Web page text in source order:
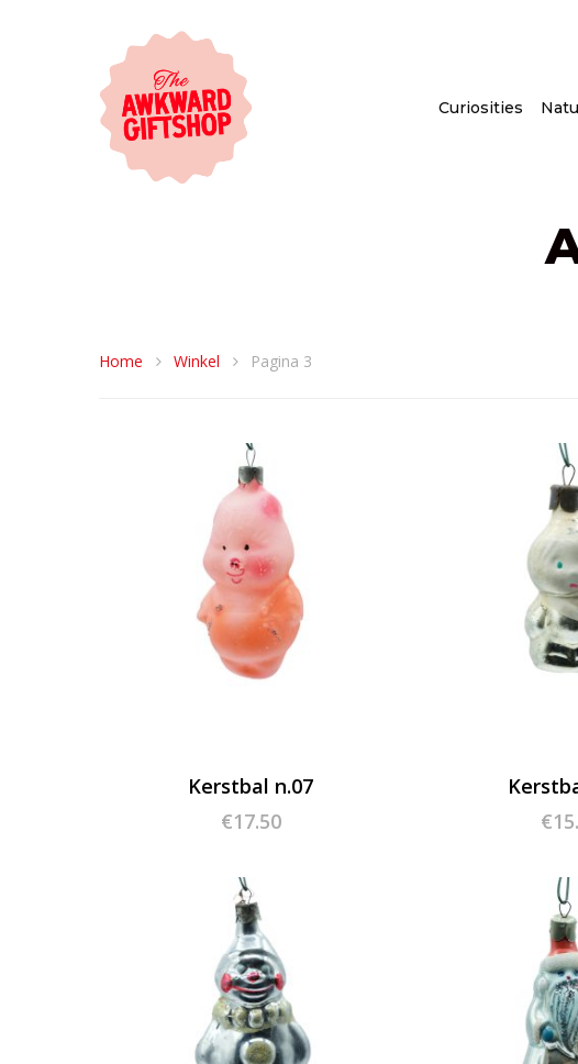
Curiosities
Home Winkel Pagina 3
Kerstbal n.07
€17.50
€